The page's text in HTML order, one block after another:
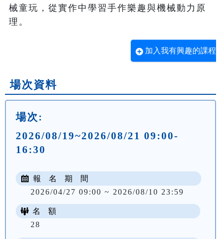
械童玩，從實作中學習手作樂趣與機械動力原
理。
加入我有興趣的課程
場次資料
場次:
2026/08/19~2026/08/21 09:00-
16:30
報 名 期 間
2026/04/27 09:00 ~ 2026/08/10 23:59
名 額
28